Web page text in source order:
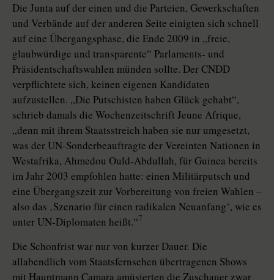
Die Junta auf der einen und die Parteien, Gewerkschaften
und Verbände auf der anderen Seite einigten sich schnell
auf eine Übergangsphase, die Ende 2009 in „freie,
glaubwürdige und transparente“ Parlaments- und
Präsidentschaftswahlen münden sollte. Der CNDD
verpflichtete sich, keinen eigenen Kandidaten
aufzustellen. „Die Putschisten haben Glück gehabt“,
schrieb damals die Wochenzeitschrift Jeune Afrique,
„denn mit ihrem Staatsstreich haben sie nur umgesetzt,
was der UN-Sonderbeauftragte der Vereinten Nationen in
Westafrika, Ahmedou Ould-Abdullah, für Guinea bereits
im Jahr 2003 empfohlen hatte: einen Militärputsch und
eine Übergangszeit zur Vorbereitung von freien Wahlen –
also das ‚Szenario für einen radikalen Neuanfang‘, wie es
unter UN-Diplomaten heißt.“7
Die Schonfrist war nur von kurzer Dauer. Die
allabendlich vom Staatsfernsehen übertragenen Shows
mit Hauptmann Camara amüsierten die Zuschauer zwar